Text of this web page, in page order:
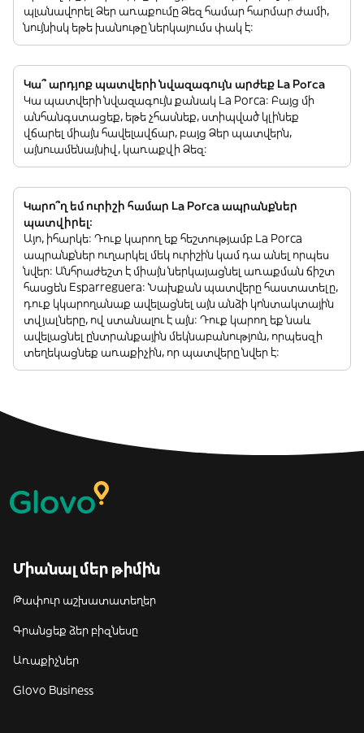
պլանավորել Ձեր առաքումը Ձեզ համար հարմար ժամի,
նույնիսկ եթե խանութը ներկայումս փակ է:
Կա՞ արդյոք պատվերի նվազագույն արժեք La Porca
Կա պատվերի նվազագույն քանակ La Porca: Բայց մի
անհանգստացեք, եթե չհասնեք, ստիպված կլինեք
վճարել միայն հավելավճար, բայց Ձեր պատվերն,
այնուամենայնիվ, կառաքվի Ձեզ:
Կարո՞ղ եմ ուրիշի համար La Porca ապրանքներ
պատվիրել:
Այո, իհարկե: Դուք կարող եք հեշտությամբ La Porca
ապրանքներ ուղարկել մեկ ուրիշին կամ դա անել որպես
նվեր: Անհրաժեշտ է միայն ներկայացնել առաքման ճիշտ
հասցեն Esparreguera: Նախքան պատվերը հաստատելը,
դուք կկարողանաք ավելացնել այն անձի կոնտակտային
տվյալները, ով ստանալու է այն: Դուք կարող եք նաև
ավելացնել ընտրանքային մեկնաբանություն, որպեսզի
տեղեկացնեք առաքիչին, որ պատվերը նվեր է:
Միանալ մեր թիմին
Թափուր աշխատատեղեր
Գրանցեք ձեր բիզնեսը
Առաքիչներ
Glovo Business